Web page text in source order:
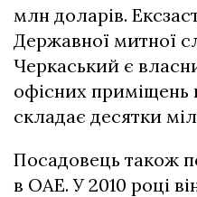
млн доларів.
Державної митної
Черкаський є
офісних приміщень
складає десятки
Посадовець також
в ОАЕ. У 2010 році